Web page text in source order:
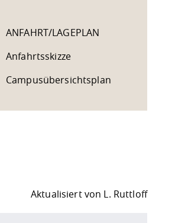
ANFAHRT/LAGEPLAN
Anfahrtsskizze
Campusübersichtsplan
Aktualisiert von L. Ruttloff